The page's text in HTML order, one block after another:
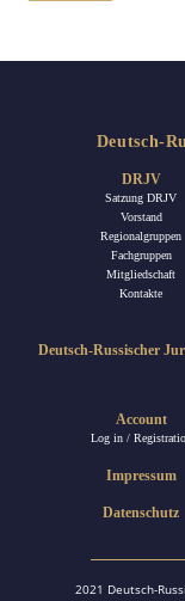
Deutsch-
DRJV
Satzung DRJV
Vorstand
Regionalgruppen
Fachgruppen
Mitgliedschaft
Kontakte
Deutsch-Russischer
Account
Log in /
Impressum
Datenschutz
2021 Deutsch-